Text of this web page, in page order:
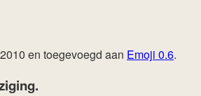
en toegevoegd aan Emoji 0.6.